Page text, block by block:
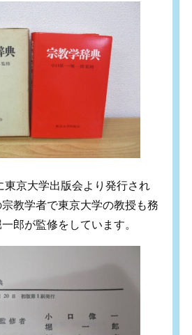
東京大学出版会より発行され
教学者で東京大学の教授も務
郎が監修をしています。